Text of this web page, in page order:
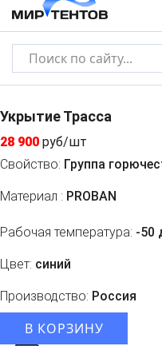
Укрытие Трасса
28 900 руб/шт
Свойство: Группа
Материал : PROBAN
Рабочая температура: -50
Цвет: синий
Производство: Россия
В КОРЗИНУ